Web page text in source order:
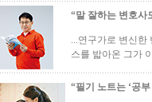
“말 잘하는 변호사
...연구가로 변신한
스를 밟아온 그가
“필기 노트는 ‘공